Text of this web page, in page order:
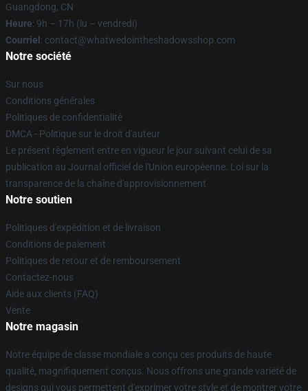
Guangdong, CN
Heure: 9h – 17h (lu – vendredi)
Courriel : contact@whatwedointheshadowsshop.com
Notre société
Sur nous
Conditions générales
Politiques de confidentialité
DMCA - Politique sur le droit d'auteur
Le présent règlement entre en vigueur le jour suivant celui de sa
publication au Journal officiel de l'Union européenne. Loi sur la
transparence de la chaîne d'approvisionnement
Notre soutien
Politiques d'expédition et de livraison
Conditions de paiement
Politiques de retour et de remboursement
Contactez-nous
Aide aux clients (FAQ)
Vente
Notre magasin
Notre équipe de classe mondiale a conçu ces produits de haute
qualité, magnifiquement conçus. Nous offrons une grande variété de
designs qui vous permettent d'exprimer votre style et de montrer votre